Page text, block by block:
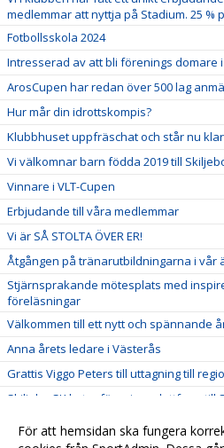
medlemmar att nyttja på Stadium. 25 %
Fotbollsskola 2024
Intresserad av att bli förenings domare i
ArosCupen har redan över 500 lag
Hur mår din idrottskompis?
Klubbhuset uppfräschat och står nu
Vi välkomnar barn födda 2019 till
Vinnare i VLT-Cupen
Erbjudande till våra medlemmar
Vi är SÅ STOLTA ÖVER ER!
Åtgången på tränarutbildningarna i vår
Stjärnsprakande mötesplats med
föreläsningar
Välkommen till ett nytt och spännande
Anna årets ledare i Västerås
Grattis Viggo Peters till uttagning till
Skiljebo SK byter föreningsplattform till
Välkommen hem Pontus!
För att hemsidan ska fungera